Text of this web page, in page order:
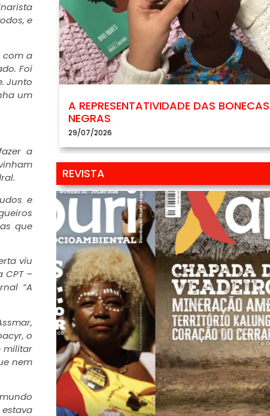
e
com a
Foi
Junto
um
a
e
que
viu
CPT –
“A
o
militar
nem
A REPRESENTATIVIDADE DAS BONECAS
NEGRAS
29/07/2026
REVISTA